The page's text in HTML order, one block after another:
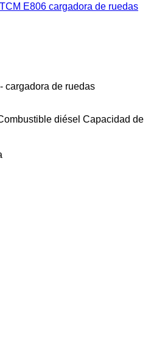
TCM E806 cargadora de ruedas
cargadora de ruedas
diésel Capacidad de